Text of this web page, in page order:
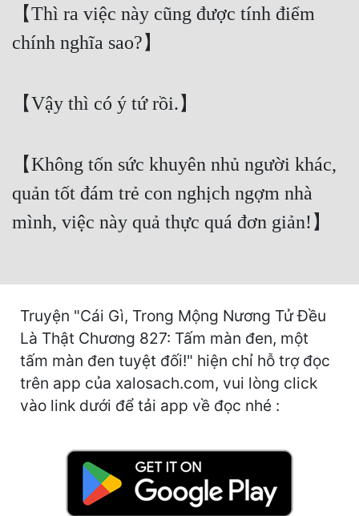
Dã Sử
Dị Giới
Gia Đấu
Góc Nhìn Nữ
Huyền Huyễn
Huyền Nghi
Hệ Thống
Học Đường
Khoa Huyễn
【Thì ra việc này cũng được tính điểm
chính nghĩa sao?】
【Vậy thì có ý tứ rồi.】
【Không tốn sức khuyên nhủ người khác,
quản tốt đám trẻ con nghịch ngợm nhà
mình, việc này quả thực quá đơn giản!】
Truyện "Cái Gì, Trong Mộng Nương Tử Đều
Là Thật Chương 827: Tấm màn đen, một
tấm màn đen tuyệt đối!" hiện chỉ hỗ trợ đọc
trên app của xalosach.com, vui lòng click
vào link dưới để tải app về đọc nhé :